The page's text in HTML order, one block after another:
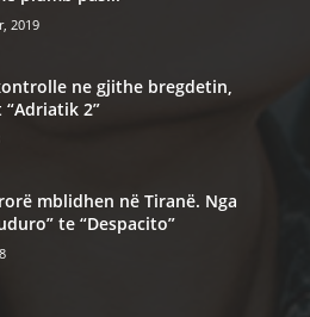
2019
ne gjithe bregdetin,
2”
mblidhen në Tiranë. Nga
te “Despacito”